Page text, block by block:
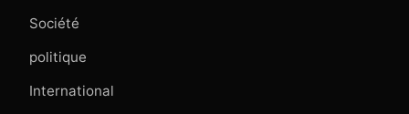
Société
politique
International